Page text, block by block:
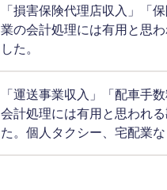
「損害保険代理店収入」「
業の会計処理には有用と思
した。
「運送事業収入」「配車手
会計処理には有用と思われ
た。個人タクシー、宅配業な